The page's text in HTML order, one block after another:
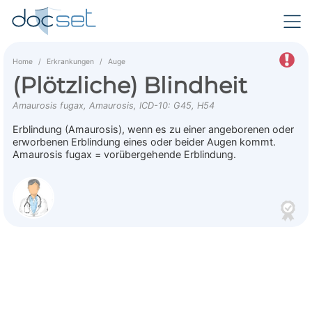
Home Erkrankungen Auge
(Plötzliche) Blindheit
Amaurosis fugax, Amaurosis, ICD-10: G45, H54
Erblindung (Amaurosis), wenn es zu einer angeborenen oder
erworbenen Erblindung eines oder beider Augen kommt.
Amaurosis fugax = vorübergehende Erblindung.